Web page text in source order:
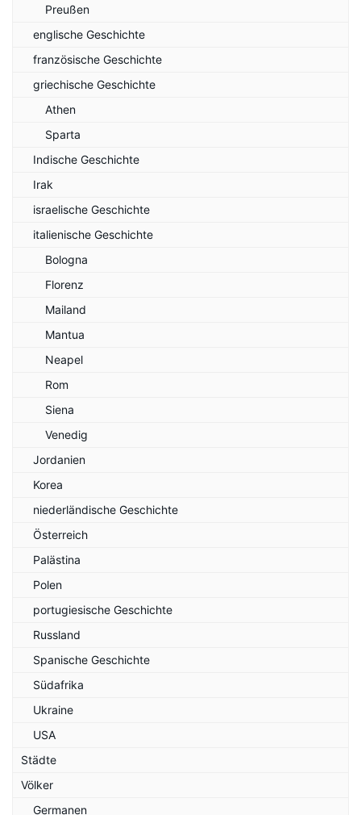
Preußen
englische Geschichte
französische Geschichte
griechische Geschichte
Athen
Sparta
Indische Geschichte
Irak
israelische Geschichte
italienische Geschichte
Bologna
Florenz
Mailand
Mantua
Neapel
Rom
Siena
Venedig
Jordanien
Korea
niederländische Geschichte
Österreich
Palästina
Polen
portugiesische Geschichte
Russland
Spanische Geschichte
Südafrika
Ukraine
USA
Städte
Völker
Germanen